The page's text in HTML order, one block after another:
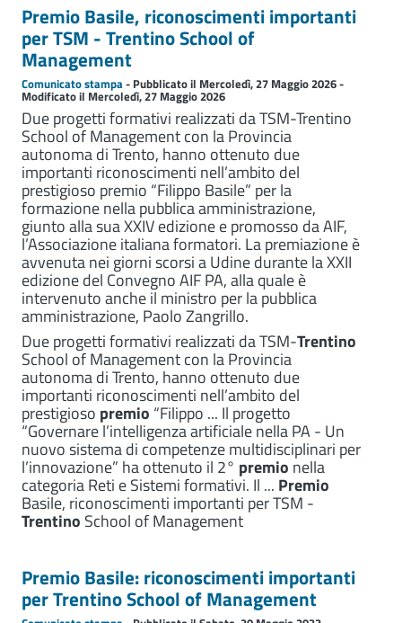
Premio Basile, riconoscimenti importanti
per TSM - Trentino School of
Management
Comunicato stampa- Pubblicato il Mercoledì, 27 Maggio 2026 -
Modificato il Mercoledì, 27 Maggio 2026
Due progetti formativi realizzati da TSM-Trentino
School of Management con la Provincia
autonoma di Trento, hanno ottenuto due
importanti riconoscimenti nell’ambito del
prestigioso premio “Filippo Basile” per la
formazione nella pubblica amministrazione,
giunto alla sua XXIV edizione e promosso da AIF,
l’Associazione italiana formatori. La premiazione è
avvenuta nei giorni scorsi a Udine durante la XXII
edizione del Convegno AIF PA, alla quale è
intervenuto anche il ministro per la pubblica
amministrazione, Paolo Zangrillo.
Due progetti formativi realizzati da TSM-Trentino
School of Management con la Provincia
autonoma di Trento, hanno ottenuto due
importanti riconoscimenti nell’ambito del
prestigioso premio “Filippo ... Il progetto
“Governare l’intelligenza artificiale nella PA - Un
nuovo sistema di competenze multidisciplinari per
l’innovazione” ha ottenuto il 2° premio nella
categoria Reti e Sistemi formativi. Il ... Premio
Basile, riconoscimenti importanti per TSM -
Trentino School of Management
Premio Basile: riconoscimenti importanti
per Trentino School of Management